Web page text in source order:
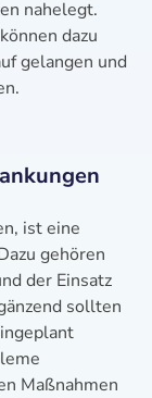
nahelegt.
dazu
gelangen und
ist eine
gehören
der Einsatz
sollten
Maßnahmen